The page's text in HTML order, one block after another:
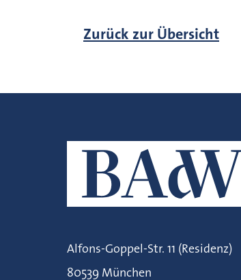
Zurück zur Übersicht
Alfons-Goppel-Str. 11 (Residenz)
80539 München